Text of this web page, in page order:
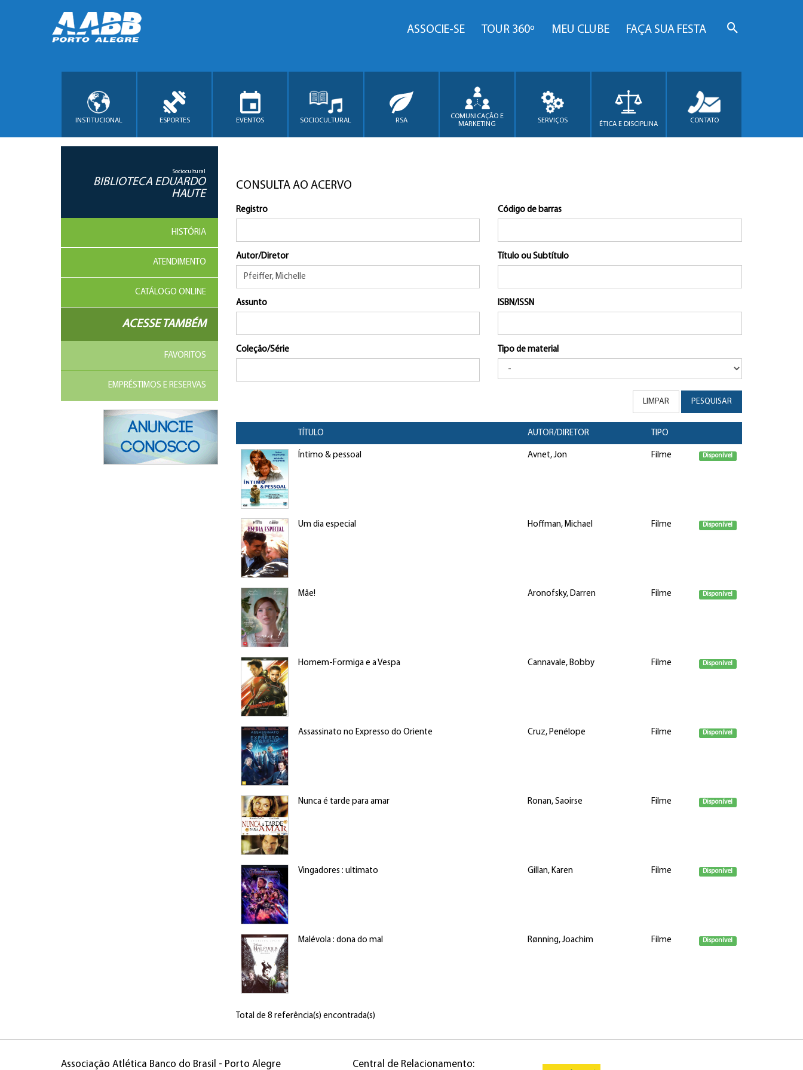
ASSOCIE-SE TOUR 360º MEU CLUBE FAÇA SUA FESTA
INSTITUCIONAL ESPORTES EVENTOS SOCIOCULTURAL RSA
COMUNICAÇÃO E
MARKETING
SERVIÇOS ÉTICA E DISCIPLINA CONTATO
Sociocultural
BIBLIOTECA EDUARDO
HAUTE
HISTÓRIA
ATENDIMENTO
CATÁLOGO ONLINE
ACESSE TAMBÉM
FAVORITOS
EMPRÉSTIMOS E RESERVAS
CONSULTA AO ACERVO
Registro Código de barras
Autor/Diretor Título ou Subtítulo
Assunto ISBN/ISSN
Coleção/Série Tipo de material
LIMPAR PESQUISAR
TÍTULO AUTOR/DIRETOR TIPO
Íntimo & pessoal Avnet, Jon Filme Disponível
Um dia especial Hoffman, Michael Filme Disponível
Mãe! Aronofsky, Darren Filme Disponível
Homem-Formiga e a Vespa Cannavale, Bobby Filme Disponível
Assassinato no Expresso do Oriente Cruz, Penélope Filme Disponível
Nunca é tarde para amar Ronan, Saoirse Filme Disponível
Vingadores : ultimato Gillan, Karen Filme Disponível
Malévola : dona do mal Rønning, Joachim Filme Disponível
Total de 8 referência(s) encontrada(s)
Associação Atlética Banco do Brasil - Porto Alegre Central de Relacionamento: